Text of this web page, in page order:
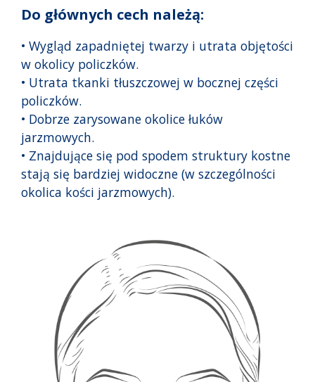
Do głównych cech należą:
• Wygląd zapadniętej twarzy i utrata objętości
w okolicy policzków.
• Utrata tkanki tłuszczowej w bocznej części
policzków.
• Dobrze zarysowane okolice łuków
jarzmowych.
• Znajdujące się pod spodem struktury kostne
stają się bardziej widoczne (w szczególności
okolica kości jarzmowych).